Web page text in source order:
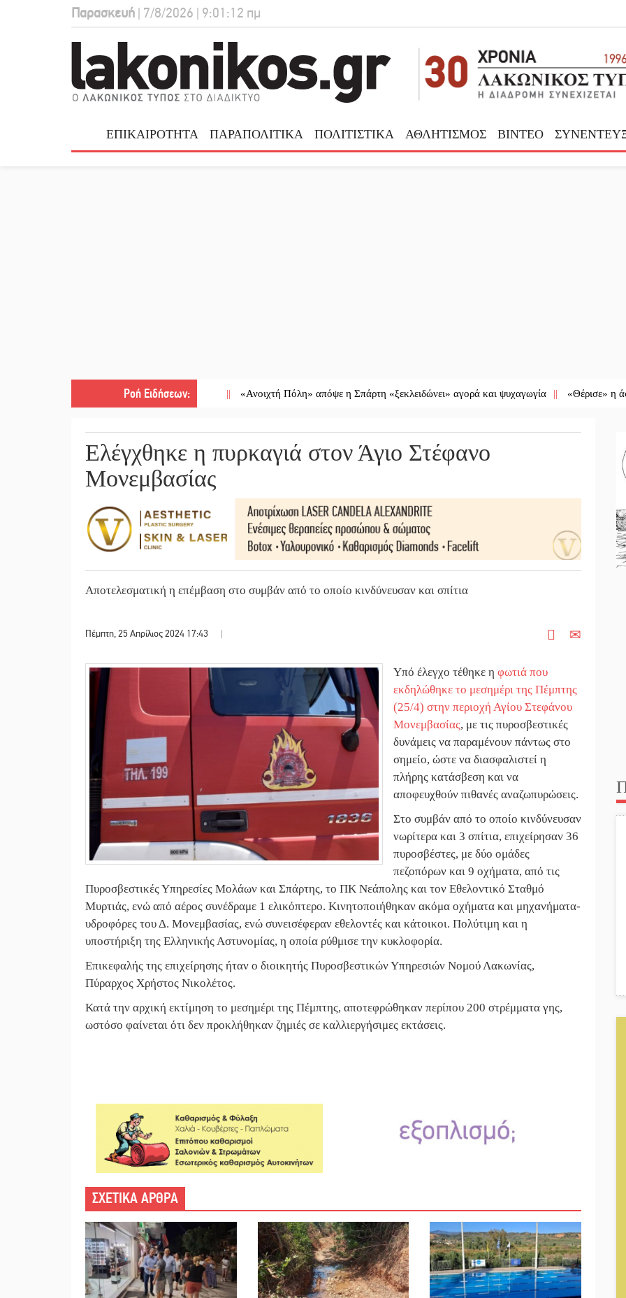
Παρασκευή | 7/8/2026 | 9:01:13 πμ
ΕΠΙΚΑΙΡΟΤΗΤΑ ΠΑΡΑΠΟΛΙΤΙΚΑ ΠΟΛΙΤΙΣΤΙΚΑ ΑΘΛΗΤΙΣΜΟΣ ΒΙΝΤΕΟ
Ροή Ειδήσεων:
|| «Ανοιχτή Πόλη» απόψε η Σπάρτη «ξεκλειδώνει» αγορά και ψυχαγωγία || «Θέρισε» η άσφαλτος
Ελέγχθηκε η πυρκαγιά στον Άγιο Στέφανο
Μονεμβασίας
Αποτελεσματική η επέμβαση στο συμβάν από το οποίο κινδύνευσαν και σπίτια
Πέμπτη, 25 Απρίλιος 2024 17:43 |
Υπό έλεγχο τέθηκε η φωτιά που
εκδηλώθηκε το μεσημέρι της Πέμπτης
(25/4) στην περιοχή Αγίου Στεφάνου
Μονεμβασίας, με τις πυροσβεστικές
δυνάμεις να παραμένουν πάντως στο
σημείο, ώστε να διασφαλιστεί η
πλήρης κατάσβεση και να
αποφευχθούν πιθανές αναζωπυρώσεις.
Στο συμβάν από το οποίο κινδύνευσαν
νωρίτερα και 3 σπίτια, επιχείρησαν 36
πυροσβέστες, με δύο ομάδες
πεζοπόρων και 9 οχήματα, από τις
Πυροσβεστικές Υπηρεσίες Μολάων και Σπάρτης, το ΠΚ Νεάπολης και τον Εθελοντικό Σταθμό
Μυρτιάς, ενώ από αέρος συνέδραμε 1 ελικόπτερο. Κινητοποιήθηκαν ακόμα οχήματα και μηχανήματα-
υδροφόρες του Δ. Μονεμβασίας, ενώ συνεισέφεραν εθελοντές και κάτοικοι. Πολύτιμη και η
υποστήριξη της Ελληνικής Αστυνομίας, η οποία ρύθμισε την κυκλοφορία.
Επικεφαλής της επιχείρησης ήταν ο διοικητής Πυροσβεστικών Υπηρεσιών Νομού Λακωνίας,
Πύραρχος Χρήστος Νικολέτος.
Κατά την αρχική εκτίμηση το μεσημέρι της Πέμπτης, αποτεφρώθηκαν περίπου 200 στρέμματα γης,
ωστόσο φαίνεται ότι δεν προκλήθηκαν ζημιές σε καλλιεργήσιμες εκτάσεις.
ΣΧΕΤΙΚΑ ΑΡΘΡΑ